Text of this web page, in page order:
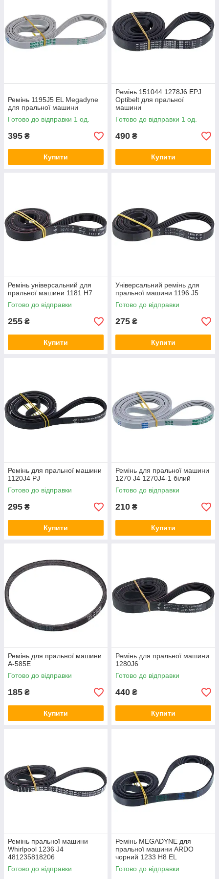
Наші менеджери допоможуть вам з вибором відповідного
аксесуара, а також зможуть відповісти на всі ваші питання
відносно оплати і доставки товару на території України,
можливості повернення товару, а також оформлення
замовлення.
Ремінь 1195J5 EL Megadyne
для пральної машини
Готово до відправки 1 од.
395 ₴
Купити
Ремінь 151044 1278J6 EPJ
Optibelt для пральної
машини
Готово до відправки 1 од.
490 ₴
Купити
Ремінь універсальний для
пральної машини 1181 H7
Готово до відправки
255 ₴
Купити
Універсальний ремінь для
пральної машини 1196 J5
Готово до відправки
275 ₴
Купити
Ремінь для пральної машини
1120J4 PJ
Готово до відправки
295 ₴
Купити
Ремінь для пральної машини
1270 J4 1270J4-1 білий
Готово до відправки
210 ₴
Купити
Ремінь для пральної машини
A-585E
Готово до відправки
185 ₴
Купити
Ремінь для пральної машини
1280J6
Готово до відправки
440 ₴
Купити
Ремінь пральної машини
Whirlpool 1236 J4
481235818206
Готово до відправки
Ремінь MEGADYNE для
пральної машини ARDO
чорний 1233 H8 EL
416004300
Готово до відправки